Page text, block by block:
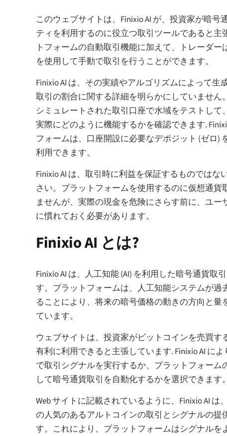
このウェブサイトは、Finixio AI が、投資家が暗号
ティを利用するのに役立つ取引ツールであると主
トフォームの自動取引機能に加えて、トレーダー
を使用して手動で取引を行うことができます。
Finixio AI は、その実績やアルゴリズムによって生
取引の割合に関する詳細を明らかにしていません
シミュレートされた取引口座で水域をテストして
実際にどのように機能するかを確認できます.
フォームは、口座開設に必要なデポジット (ゼロ)
利用できます。
Finixio AI は、取引時に利益を保証するものではな
さい。プラットフォームを使用するのに仮想通貨
ませんが、実際の現金を危険にさらす前に、ユー
に慣れておく必要があります。
Finixio AI とは?
Finixio AI は、人工知能 (AI) を利用した暗号通貨取
す。プラットフォームは、人工知能システムが過
ることにより、将来の暗号価格の動きの方向と量
ています。
ウェブサイトは、投資家がビットコインを売買す
有利に利用できると主張しています. Finixio AI に
で取引シグナルを実行するか、プラットフォーム
して暗号通貨取引を自動化するかを選択できます。
Web サイトに記載されているように、Finixio AI は
の人気のあるアルトコインの取引とシグナルの提
す。これにより、プラットフォームはシグナルを